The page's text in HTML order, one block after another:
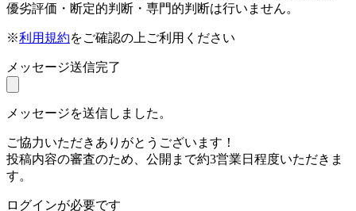
優劣評価・断定的判断・専門的判断は行いません。
※利用規約をご確認の上ご利用ください
メッセージ送信完了
メッセージを送信しました。
ご協力いただきありがとうございます！
投稿内容の審査のため、公開まで約3営業日程度いただきま
す。
ログインが必要です